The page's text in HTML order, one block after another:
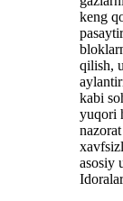
keng
qilish,
kabi
yuqori
asosiy